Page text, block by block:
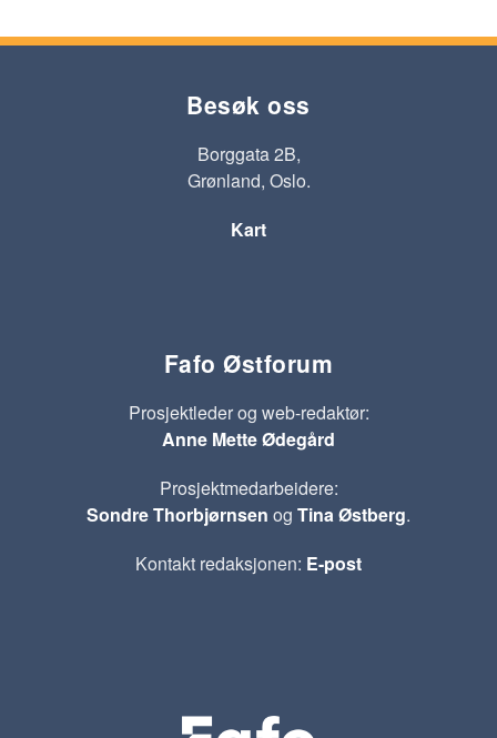
Besøk oss
Borggata 2B,
Grønland, Oslo.
Kart
Fafo Østforum
Prosjektleder og web-redaktør:
Anne Mette Ødegård
Prosjektmedarbeidere:
Sondre Thorbjørnsen og Tina Østberg.
Kontakt redaksjonen: E-post